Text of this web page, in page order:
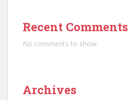
Recent Comments
No comments to show.
Archives